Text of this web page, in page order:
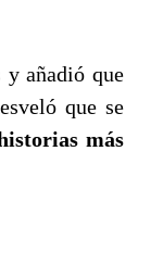
y añadió que
que se
más